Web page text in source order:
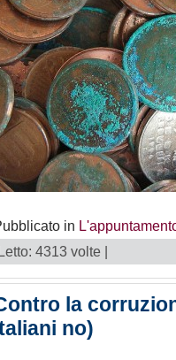
in
4313 volte |
la
no)